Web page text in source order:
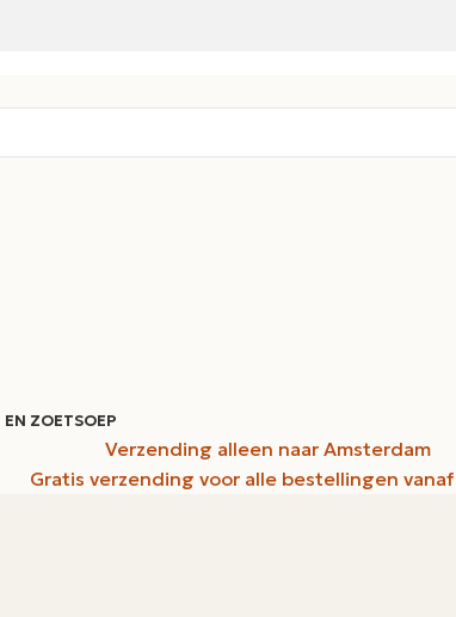
EN ZOETSOEP
Verzending alleen naar Amsterdam
Gratis verzending voor alle bestellingen